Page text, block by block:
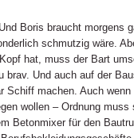
Boris braucht morgens
schmutzig wäre.
hat, muss der Bart
brav. Und auch auf der
Schiff machen. Auch wenn
wollen – Ordnung muss
Betonmixer für den